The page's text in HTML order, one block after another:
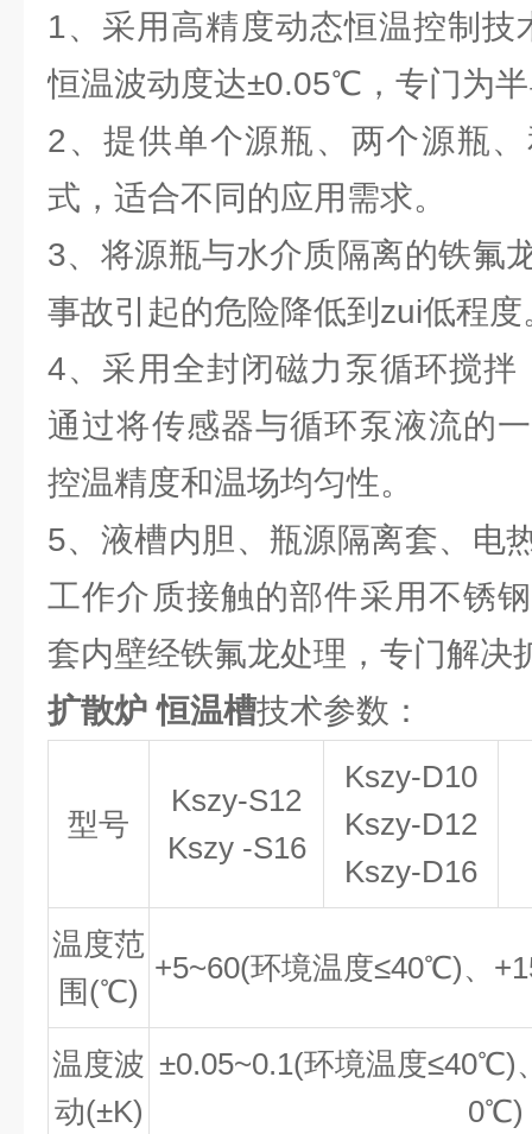
1、采用高精度动态恒温控制技
恒温波动度达±0.05℃，专门为
2、提供单个源瓶、两个源瓶
式，适合不同的应用需求。
3、将源瓶与水介质隔离的铁氟
事故引起的危险降低到zui低程度
4、采用全封闭磁力泵循环搅拌
通过将传感器与循环泵液流的
控温精度和温场均匀性。
5、液槽内胆、瓶源隔离套、电
工作介质接触的部件采用不锈
套内壁经铁氟龙处理，专门解决
扩散炉 恒温槽技术参数：
型号
Kszy-S12
Kszy -S16
Kszy-D10
Kszy-D12
Kszy-D16
温度范
围(℃)
+5~60(环境温度≤40℃)、
温度波
动(±K)
±0.05~0.1(环境温度≤40℃)
0℃)